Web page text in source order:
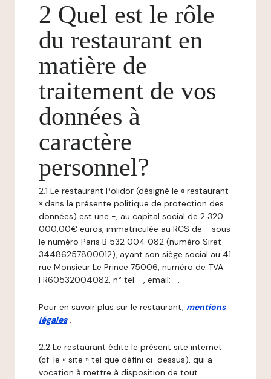
2 Quel est le rôle
du restaurant en
matière de
traitement de vos
données à
caractère
personnel?
2.1 Le restaurant Polidor (désigné le « restaurant
» dans la présente politique de protection des
données) est une -, au capital social de 2 320
000,00€ euros, immatriculée au RCS de - sous
le numéro Paris B 532 004 082 (numéro Siret
34486257800012), ayant son siège social au 41
rue Monsieur Le Prince 75006, numéro de TVA:
FR60532004082, n° tel: -, email: -.
Pour en savoir plus sur le restaurant, mentions
légales .
2.2 Le restaurant édite le présent site internet
(cf. le « site » tel que défini ci-dessus), qui a
vocation à mettre à disposition de tout